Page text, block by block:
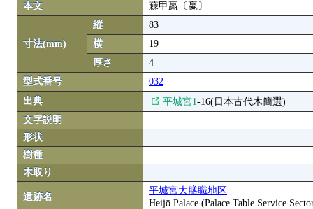
本文
蕀甲羸〔蠃〕
寸法(mm)
縦
83
横
19
厚さ
4
型式番号
032
出典
平城宮1-16(日本古代木簡選)
文字説明
形状
樹種
木取り
遺跡名
平城宮大膳職地区
Heijō Palace (Palace Table Service